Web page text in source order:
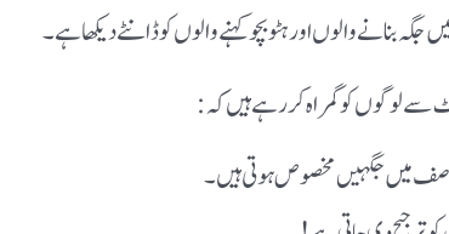
بنانے والوں اور ہٹو بچو کہنے والوں کو ڈانٹے دیکھا ہے۔
سے لوگوں کو گمراہ کر رہے ہیں کہ :